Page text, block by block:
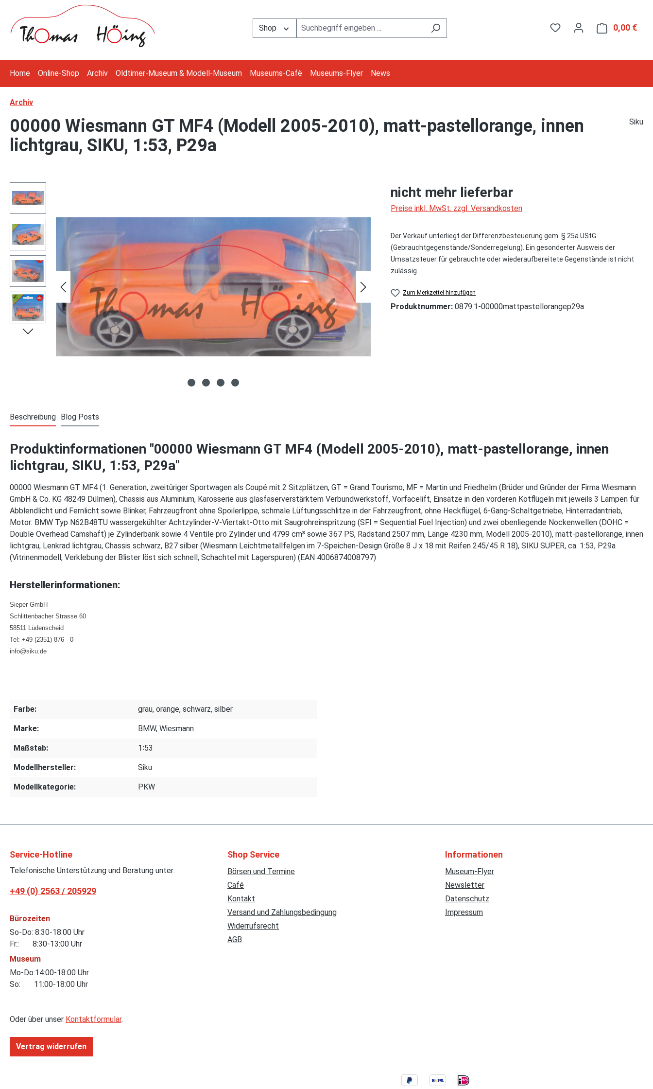
Hauptinhalt springen
Zur Suche springen
Zur Hauptnavigation springen
Shop
0,00 €
Home Online-Shop Archiv Oldtimer-Museum & Modell-Museum Museums-Cafè Museums-Flyer News
Archiv
00000 Wiesmann GT MF4 (Modell 2005-2010), matt-pastellorange, innen
lichtgrau, SIKU, 1:53, P29a
Siku
nicht mehr lieferbar
Preise inkl. MwSt. zzgl. Versandkosten
Der Verkauf unterliegt der Differenzbesteuerung gem. § 25a UStG
(Gebrauchtgegenstände/Sonderregelung). Ein gesonderter Ausweis der
Umsatzsteuer für gebrauchte oder wiederaufbereitete Gegenstände ist nicht
zulässig.
Zum Merkzettel hinzufügen
Produktnummer: 0879.1-00000mattpastellorangep29a
Beschreibung Blog Posts
Produktinformationen "00000 Wiesmann GT MF4 (Modell 2005-2010), matt-pastellorange, innen
lichtgrau, SIKU, 1:53, P29a"
00000 Wiesmann GT MF4 (1. Generation, zweitüriger Sportwagen als Coupé mit 2 Sitzplätzen, GT = Grand Tourismo, MF = Martin und Friedhelm (Brüder und Gründer der Firma Wiesmann
GmbH & Co. KG 48249 Dülmen), Chassis aus Aluminium, Karosserie aus glasfaserverstärktem Verbundwerkstoff, Vorfacelift, Einsätze in den vorderen Kotflügeln mit jeweils 3 Lampen für
Abblendlicht und Fernlicht sowie Blinker, Fahrzeugfront ohne Spoilerlippe, schmale Lüftungsschlitze in der Fahrzeugfront, ohne Heckflügel, 6-Gang-Schaltgetriebe, Hinterradantrieb,
Motor: BMW Typ N62B48TU wassergekühlter Achtzylinder-V-Viertakt-Otto mit Saugrohreinspritzung (SFI = Sequential Fuel Injection) und zwei obenliegende Nockenwellen (DOHC =
Double Overhead Camshaft) je Zylinderbank sowie 4 Ventile pro Zylinder und 4799 cm³ sowie 367 PS, Radstand 2507 mm, Länge 4230 mm, Modell 2005-2010), matt-pastellorange, innen
lichtgrau, Lenkrad lichtgrau, Chassis schwarz, B27 silber (Wiesmann Leichtmetallfelgen im 7-Speichen-Design Größe 8 J x 18 mit Reifen 245/45 R 18), SIKU SUPER, ca. 1:53, P29a
(Vitrinenmodell, Verklebung der Blister löst sich schnell, Schachtel mit Lagerspuren) (EAN 4006874008797)
Herstellerinformationen:
Sieper GmbH
Schlittenbacher Strasse 60
58511 Lüdenscheid
Tel: +49 (2351) 876 - 0
info@siku.de
Farbe: grau, orange, schwarz, silber
Marke: BMW, Wiesmann
Maßstab: 1∶53
Modellhersteller: Siku
Modellkategorie: PKW
Service-Hotline
Telefonische Unterstützung und Beratung unter:
+49 (0) 2563 / 205929
Bürozeiten
So-Do: 8:30-18:00 Uhr
Fr.: 8:30-13:00 Uhr
Museum
Mo-Do:14:00-18:00 Uhr
So: 11:00-18:00 Uhr
Oder über unser Kontaktformular.
Vertrag widerrufen
Shop Service
Börsen und Termine
Café
Kontakt
Versand und Zahlungsbedingung
Widerrufsrecht
AGB
Informationen
Museum-Flyer
Newsletter
Datenschutz
Impressum